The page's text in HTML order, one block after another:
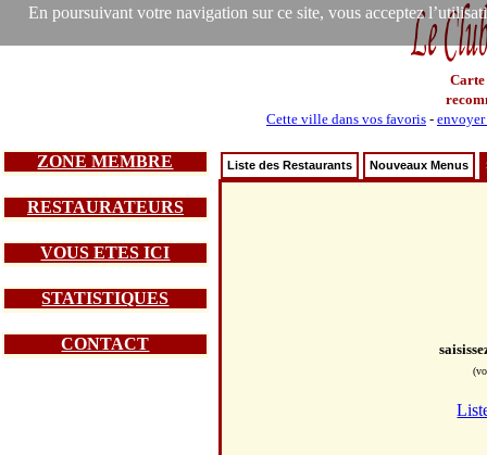
En poursuivant votre navigation sur ce site, vous acceptez
Carte
Cette ville dans vos favoris -
ZONE MEMBRE
RESTAURATEURS
VOUS ETES ICI
STATISTIQUES
CONTACT
Liste des Restaurants Nouveaux Menus